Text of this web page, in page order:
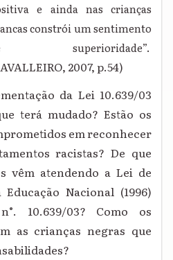
e ainda nas crianças
constrói um sentimento
superioridade”.
2007, p.54)
da Lei 10.639/03
terá mudado? Estão os
em reconhecer
racistas? De que
vêm atendendo a Lei de
Nacional (1996)
10.639/03? Como os
as crianças negras que